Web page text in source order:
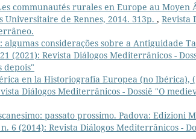
communautés rurales en Europe au Moyen
de Rennes, 2014. 313p. , Revista
considerações sobre a Antiguidade
(2021): Revista Diálogos Mediterrânicos -
depois"
en la Historiografía Europea (no Ibérica),
Diálogos Mediterrânicos - Dossiê "O
passato prossimo. Padova: Edizioni
6 (2014): Revista Diálogos Mediterrânicos -